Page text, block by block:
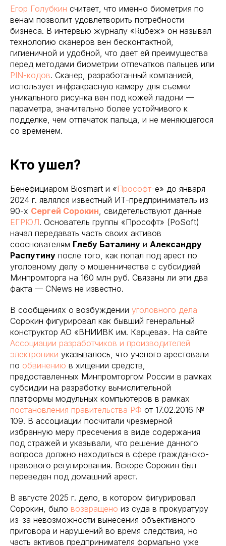
Егор Голубкин считает, что именно биометрия по
венам позволит удовлетворить потребности
бизнеса. В интервью журналу «Ruбеж» он называл
технологию сканеров вен бесконтактной,
гигиеничной и удобной, что дает ей преимущества
перед методами биометрии отпечатков пальцев или
PIN-кодов. Сканер, разработанный компанией,
использует инфракрасную камеру для съемки
уникального рисунка вен под кожей ладони —
параметра, значительно более устойчивого к
подделке, чем отпечаток пальца, и не меняющегося
со временем.
Кто ушел?
Бенефициаром Biosmart и «Прософт-е» до января
2024 г. являлся известный ИТ-предприниматель из
90-х Сергей Сорокин, свидетельствуют данные
ЕГРЮЛ. Основатель группы «Прософт» (PoSoft)
начал передавать часть своих активов
сооснователям Глебу Баталину и Александру
Распутину после того, как попал под арест по
уголовному делу о мошенничестве с субсидией
Минпромторга на 160 млн руб. Связаны ли эти два
факта — CNews не известно.
В сообщениях о возбуждении уголовного дела
Сорокин фигурировал как бывший генеральный
конструктор АО «ВНИИВК им. Карцева». На сайте
Ассоциации разработчиков и производителей
электроники указывалось, что ученого арестовали
по обвинению в хищении средств,
предоставленных Минпромторгом России в рамках
субсидии на разработку вычислительной
платформы модульных компьютеров в рамках
постановления правительства РФ от 17.02.2016 №
109. В ассоциации посчитали чрезмерной
избранную меру пресечения в виде содержания
под стражей и указывали, что решение данного
вопроса должно находиться в сфере гражданско-
правового регулирования. Вскоре Сорокин был
переведен под домашний арест.
В августе 2025 г. дело, в котором фигурировал
Сорокин, было возвращено из суда в прокуратуру
из-за невозможности вынесения объективного
приговора и нарушений во время следствия, но
часть активов предпринимателя формально уже